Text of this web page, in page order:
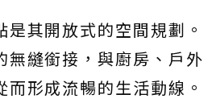
其開放式的空間規劃。
無縫銜接，與廚房、戶外
形成流暢的生活動線。